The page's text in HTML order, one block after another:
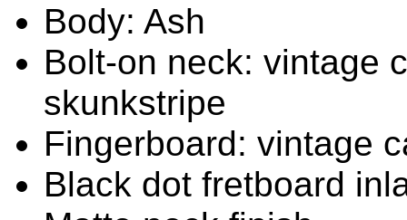
Body: Ash
Bolt-on neck: vintage
skunkstripe
Fingerboard: vintage
Black dot fretboard